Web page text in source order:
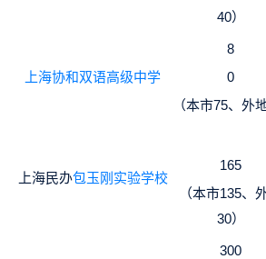
40）
上海协和双语高级中学
8
0
（本市75、外地
上海民办包玉刚实验学校
165
（本市135、
30）
300